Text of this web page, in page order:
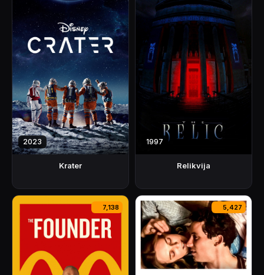
2023
Krater
1997
Relikvija
7,138 5,427